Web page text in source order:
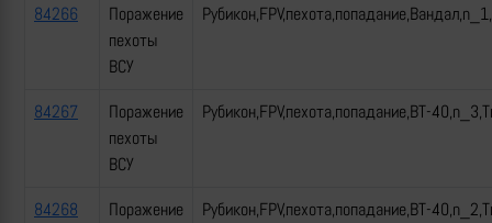
84266
Поражение
пехоты
ВСУ
84267
Поражение
пехоты
ВСУ
Рубикон,FPV,пехота,попадание,ВТ-
84268
Поражение
Рубикон,FPV,пехота,попадание,ВТ-